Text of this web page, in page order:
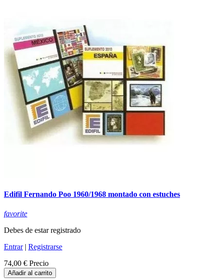
Edifil Fernando Poo 1960/1968 montado con estuches
favorite
Debes de estar registrado
Entrar| Registrarse
74,00 € Precio
Añadir al carrito